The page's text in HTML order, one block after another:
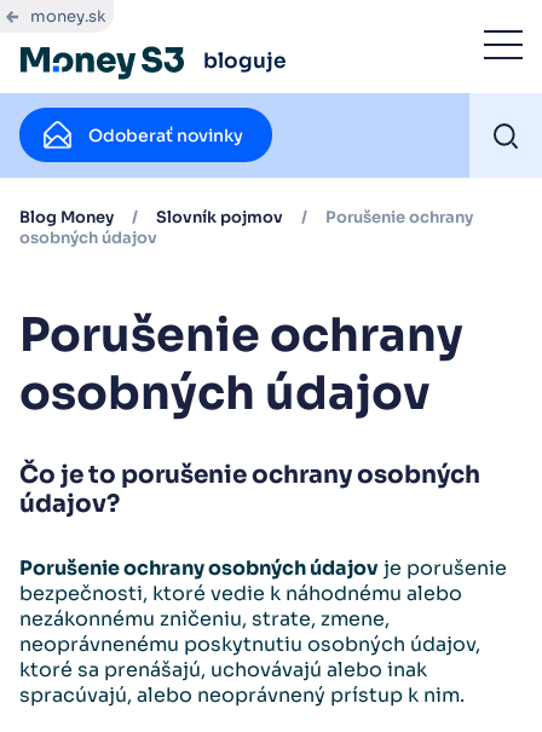
money.sk
bloguje
Odoberať novinky
Blog Money / Slovník pojmov /
Porušenie ochrany
osobných údajov
Porušenie ochrany
osobných údajov
Čo je to porušenie ochrany osobných
údajov?
Porušenie ochrany osobných údajov je porušenie
bezpečnosti, ktoré vedie k náhodnému alebo
nezákonnému zničeniu, strate, zmene,
neoprávnenému poskytnutiu osobných údajov,
ktoré sa prenášajú, uchovávajú alebo inak
spracúvajú, alebo neoprávnený prístup k nim.